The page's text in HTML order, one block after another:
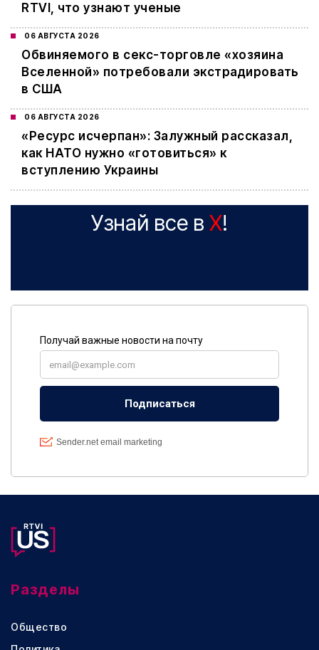
RTVI, что узнают ученые
06 АВГУСТА 2026
Обвиняемого в секс-торговле «хозяина
Вселенной» потребовали экстрадировать
в США
06 АВГУСТА 2026
«Ресурс исчерпан»: Залужный рассказал,
как НАТО нужно «готовиться» к
вступлению Украины
Узнай все в X!
Разделы
Общество